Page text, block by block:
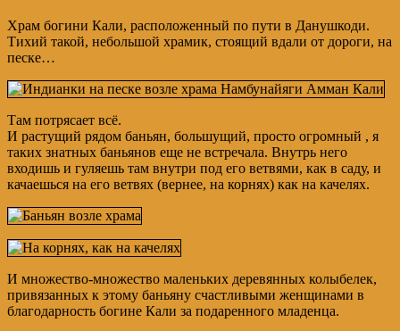
Храм богини Кали, расположенный по пути в Данушкоди.
Тихий такой, небольшой храмик, стоящий вдали от дороги, на
песке…
Там потрясает всё.
И растущий рядом баньян, большущий, просто огромный , я
таких знатных баньянов еще не встречала. Внутрь него
входишь и гуляешь там внутри под его ветвями, как в саду, и
качаешься на его ветвях (вернее, на корнях) как на качелях.
И множество-множество маленьких деревянных колыбелек,
привязанных к этому баньяну счастливыми женщинами в
благодарность богине Кали за подаренного младенца.